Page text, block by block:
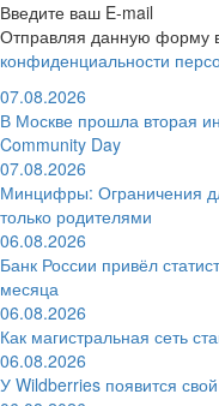
Введите ваш E-mail
Отправляя данную форму
конфиденциальности
07.08.2026
В Москве прошла вторая
Community Day
07.08.2026
Минцифры: Ограничения
только родителями
06.08.2026
Банк России привёл
месяца
06.08.2026
Как магистральная сеть
06.08.2026
У Wildberries появится